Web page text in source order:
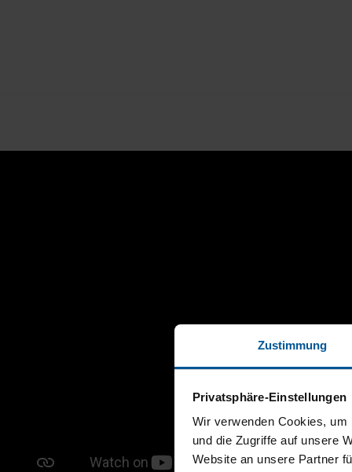
Zustimmung
Privatsphäre-Einstellungen
Wir verwenden Cookies,
und die Zugriffe auf unsere
Website an unsere Partner